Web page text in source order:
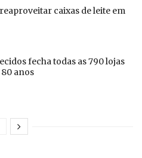
caixas de leite em
fecha todas as 790 lojas
anos